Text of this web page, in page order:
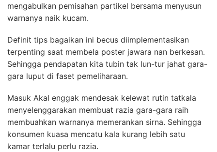
mengabulkan pemisahan partikel bersama menyusun
warnanya naik kucam.
Definit tips bagaikan ini becus diimplementasikan
terpenting saat membela poster jawara nan berkesan.
Sehingga pendapatan kita tubin tak lun-tur jahat gara-
gara luput di faset pemeliharaan.
Masuk Akal enggak mendesak kelewat rutin tatkala
menyelenggarakan membuat razia gara-gara raih
membuahkan warnanya memerankan sirna. Sehingga
konsumen kuasa mencatu kala kurang lebih satu
kamar terlalu perlu razia.